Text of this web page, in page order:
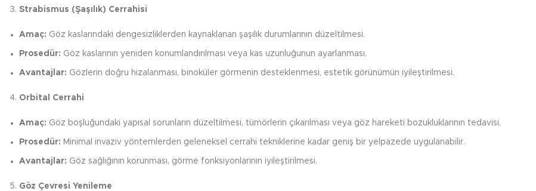
Strabismus (Şaşılık) Cerrahisi
Amaç: Göz kaslarındaki dengesizliklerden kaynaklanan şaşılık durumlarının düzeltilmesi.
Prosedür: Göz kaslarının yeniden konumlandırılması veya kas uzunluğunun ayarlanması.
Avantajlar: Gözlerin doğru hizalanması, binoküler görmenin desteklenmesi, estetik görünümün iyileştirilmesi.
Orbital Cerrahi
Amaç: Göz boşluğundaki yapısal sorunların düzeltilmesi, tümörlerin çıkarılması veya göz hareketi bozukluklarının tedavisi.
Prosedür: Minimal invaziv yöntemlerden geleneksel cerrahi tekniklerine kadar geniş bir yelpazede uygulanabilir.
Avantajlar: Göz sağlığının korunması, görme fonksiyonlarının iyileştirilmesi.
Göz Çevresi Yenileme